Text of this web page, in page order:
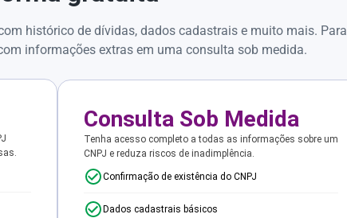
histórico de dívidas, dados cadastrais e muito mais. Para
informações extras em uma consulta sob medida.
Consulta Sob Medida
Tenha acesso completo a todas as informações sobre um
CNPJ e reduza riscos de inadimplência.
Confirmação de existência do CNPJ
Dados cadastrais básicos